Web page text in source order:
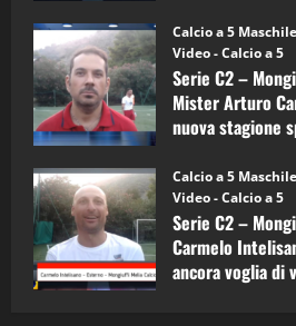
Calcio a 5 Maschile
Video - Calcio a 5
Serie C2 –
Mister Arturo
nuova stagione
Calcio a 5 Maschile
Video - Calcio a 5
Serie C2 –
Carmelo
ancora voglia di
5
“SportEmpire”
(Martedi 07
08/04/2026
1
“SportEmpire”
(Martedi 05
08/05/2026